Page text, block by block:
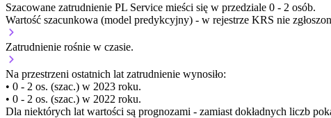
Szacowane zatrudnienie PL Service mieści się w przedziale 0 - 2 osób.
Wartość szacunkowa (model predykcyjny) - w rejestrze KRS nie
Zatrudnienie rośnie w czasie.
Na przestrzeni ostatnich lat zatrudnienie wynosiło:
• 0 - 2 os. (szac.) w 2023 roku.
• 0 - 2 os. (szac.) w 2022 roku.
Dla niektórych lat wartości są prognozami - zamiast dokładnych liczb